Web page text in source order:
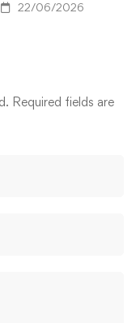
22/06/2026
Required fields are